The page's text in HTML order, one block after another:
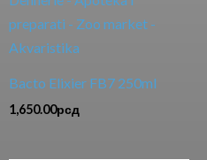
Bacto Elixier FB7 250ml
1,650.00рсд